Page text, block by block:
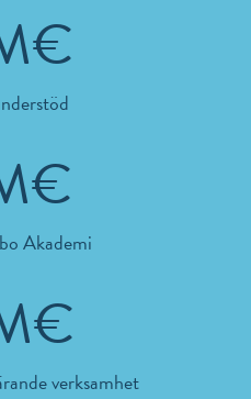
Akademi
verksamhet